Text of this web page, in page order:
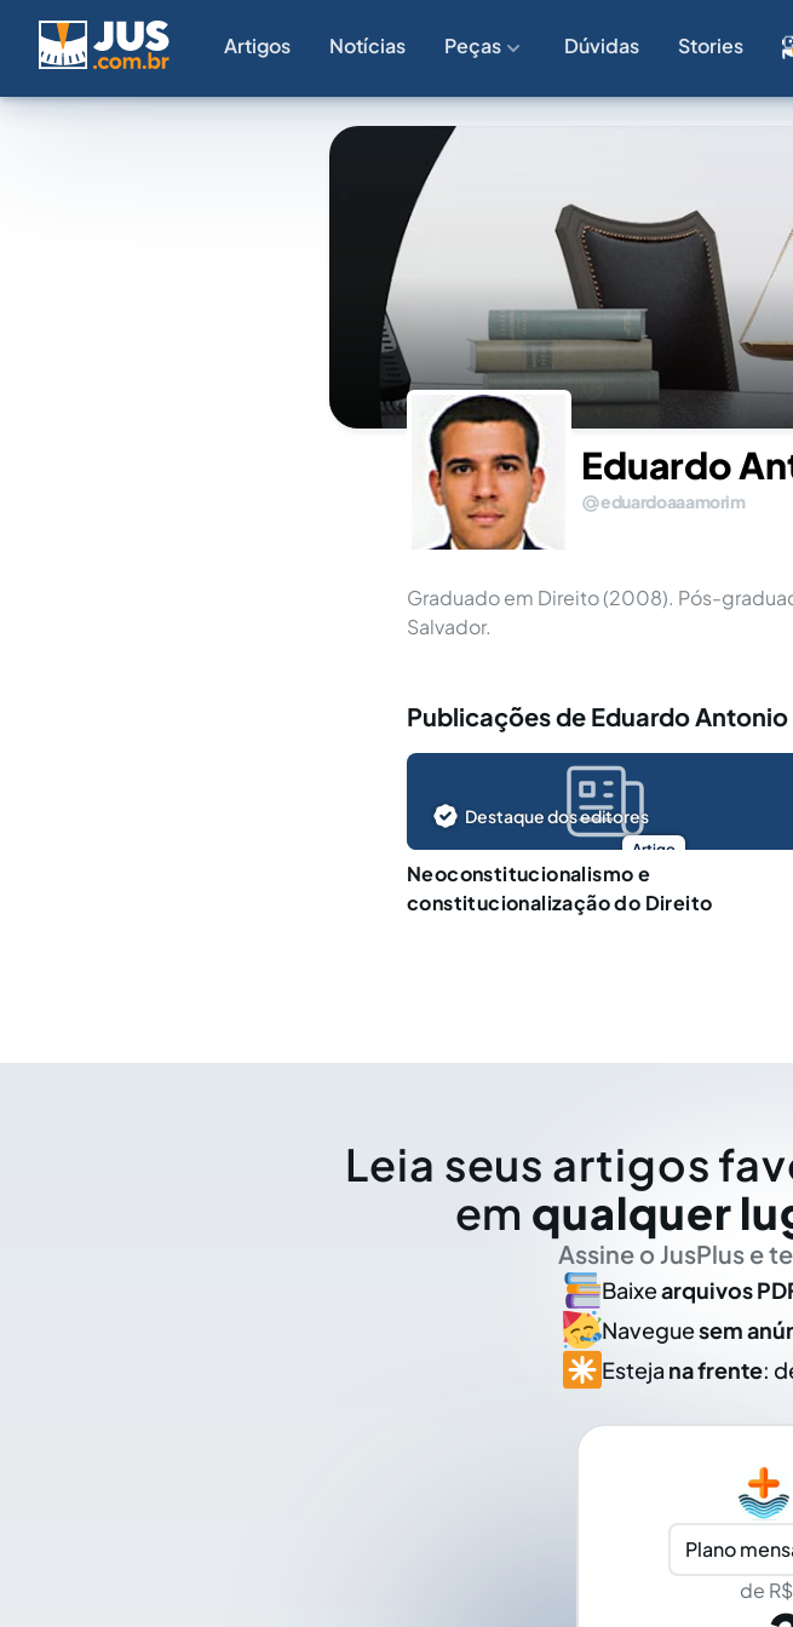
Artigos Notícias Peças Dúvidas Stories
Eduardo
eduardoaaamorim
Graduado em Direito (2008). Pós-
Salvador.
Publicações de Eduardo
Artigo
Destaque dos editores
Neoconstitucionalismo e
constitucionalização do Direito
Leia seus artigos
em qualquer
Assine o JusPlus e
Baixearquivos
Naveguesem
Esteja na frente:
Plano
de R$